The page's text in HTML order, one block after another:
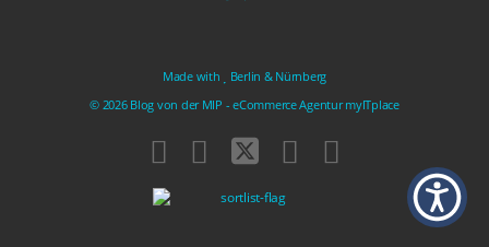
Made with
Berlin & Nürnberg
© 2026 Blog von der MIP -eCommerce AgenturmyITplace